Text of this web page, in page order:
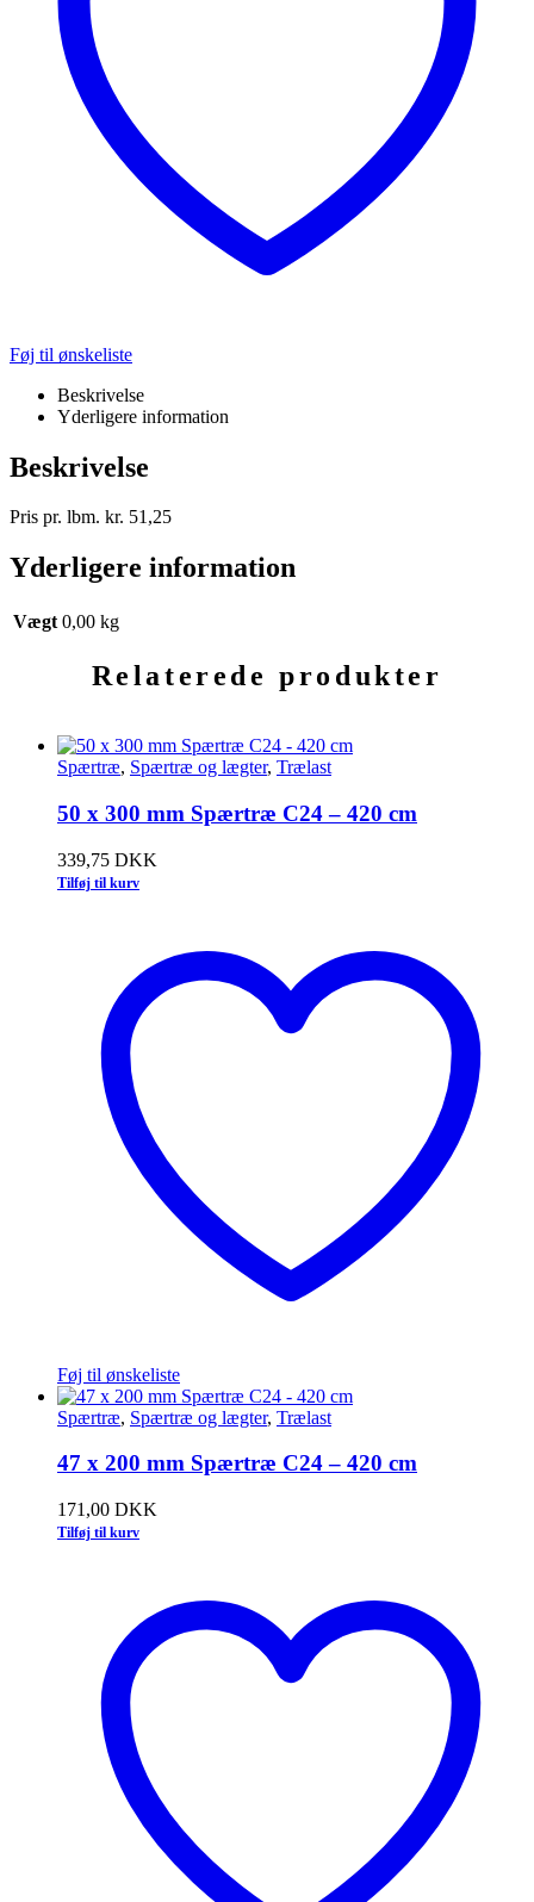
Føj til ønskeliste
Beskrivelse
Yderligere information
Beskrivelse
Pris pr. lbm. kr. 51,25
Yderligere information
Vægt 0,00 kg
Relaterede produkter
Spærtræ, Spærtræ og lægter, Trælast
50 x 300 mm Spærtræ C24 – 420 cm
339,75 DKK
Tilføj til kurv
Føj til ønskeliste
Spærtræ, Spærtræ og lægter, Trælast
47 x 200 mm Spærtræ C24 – 420 cm
171,00 DKK
Tilføj til kurv